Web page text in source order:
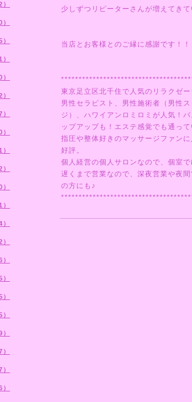
少しずつリピーターさんが増えてきて
当店とお客様とのご縁に感謝です！！
東京足立区北千住で人気のリラクゼー
男性セラピスト、男性施術者（男性
ジ）、ハワイアンロミロミが人気！
ップアップも！エステ感覚でも通って
指圧や整体好きのマッサージファン
好評。
個人経営の個人サロンなので、個室で
遅くまで営業なので、深夜営業や夜
の方にも♪